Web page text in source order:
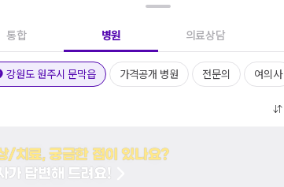
통합 병원 의료상담
강원도 원주시 문막읍 가격공개 병원 전문의 여의사
/치료, 궁금한 점이 있나요?
가 답변해 드려요!